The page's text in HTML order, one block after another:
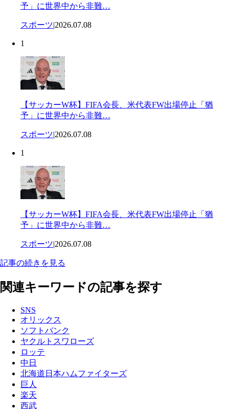
予」に世界中から非難…
スポーツ|2026.07.08
1
【サッカーW杯】FIFA会長、米代表FW出場停止「猶
予」に世界中から非難…
スポーツ|2026.07.08
1
【サッカーW杯】FIFA会長、米代表FW出場停止「猶
予」に世界中から非難…
スポーツ|2026.07.08
記事の続きを見る
関連キーワードの記事を探す
SNS
オリックス
ソフトバンク
ヤクルトスワローズ
ロッテ
中日
北海道日本ハムファイターズ
巨人
楽天
西武